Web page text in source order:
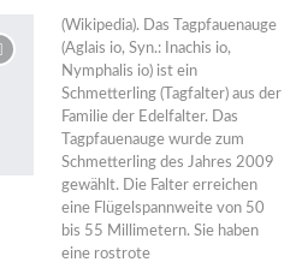
(Wikipedia). Das Tagpfauenauge
(Aglais io, Syn.: Inachis io,
Nymphalis io) ist ein
Schmetterling (Tagfalter) aus der
Familie der Edelfalter. Das
Tagpfauenauge wurde zum
Schmetterling des Jahres 2009
gewählt. Die Falter erreichen
eine Flügelspannweite von 50
bis 55 Millimetern. Sie haben
eine rostrote